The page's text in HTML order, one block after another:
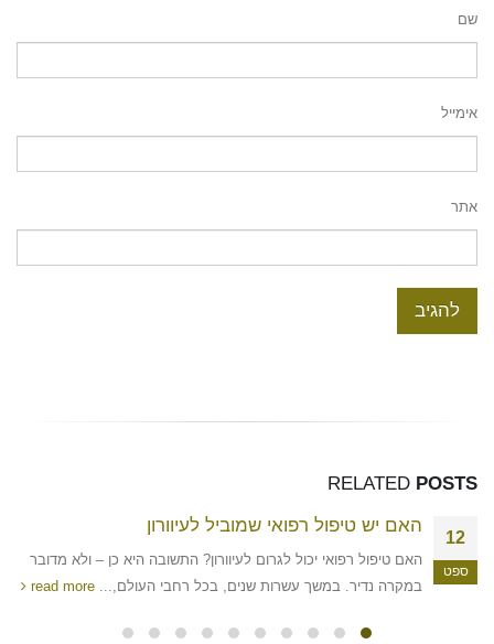
שם
אימייל
אתר
RELATED POSTS
01
ינו
הגורם העיקרי לפגיעה בשמיעה ולהתחרשות
הידעתם שהגורם העיקרי לפגיעה בשמיעה ולהתחרשות הוא דלקת
אוזניים? דלקת אוזניים היא מחלה נפוצה מאד, בעיקר בקרב ילדים,